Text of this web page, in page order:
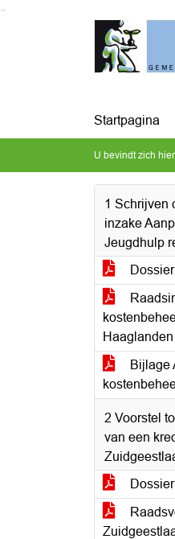
Ga naar de inhoud van deze
Ga naar het zoeken
Ga naar het menu
Startpagina
U bevindt zich
1 Schrijven
inzake
Jeugdhulp
Bijlage
2 Voorstel
van een